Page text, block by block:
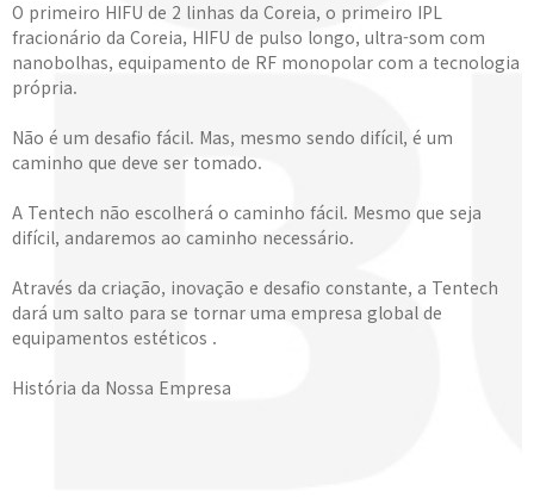
O primeiro HIFU de 2 linhas da Coreia, o primeiro IPL
fracionário da Coreia, HIFU de pulso longo, ultra-som com
nanobolhas, equipamento de RF monopolar com a tecnologia
própria.
Não é um desafio fácil. Mas, mesmo sendo difícil, é um
caminho que deve ser tomado.
A Tentech não escolherá o caminho fácil. Mesmo que seja
difícil, andaremos ao caminho necessário.
Através da criação, inovação e desafio constante, a Tentech
dará um salto para se tornar uma empresa global de
equipamentos estéticos .
História da Nossa Empresa